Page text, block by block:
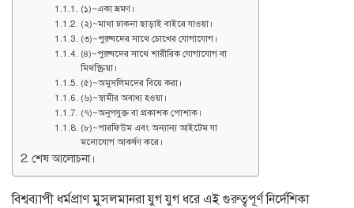
(১)~একা ভ্রমণ।
(২)~মাথা ঢাকনা ছাড়াই বাইরে যাওয়া।
(৩)~পুরুষদের সাথে চোখের যোগাযোগ।
(৪)~পুরুষদের সাথে শারীরিক যোগাযোগ বা
মিথস্ক্রিয়া।
(৫)~অমুসলিমদের বিয়ে করা।
(৬)~স্বামীর অবাধ্য হওয়া।
(৭)~অনুপযুক্ত বা প্রকাশক পোশাক।
(৮)~পারফিউম এবং অন্যান্য আইটেম যা
মনোযোগ আকর্ষণ করে।
শেষ আলোচনা।
বিশ্বব্যাপী ধর্মপ্রাণ মুসলমানরা যুগ যুগ ধরে এই গুরুত্বপূর্ণ নির্দেশিকা